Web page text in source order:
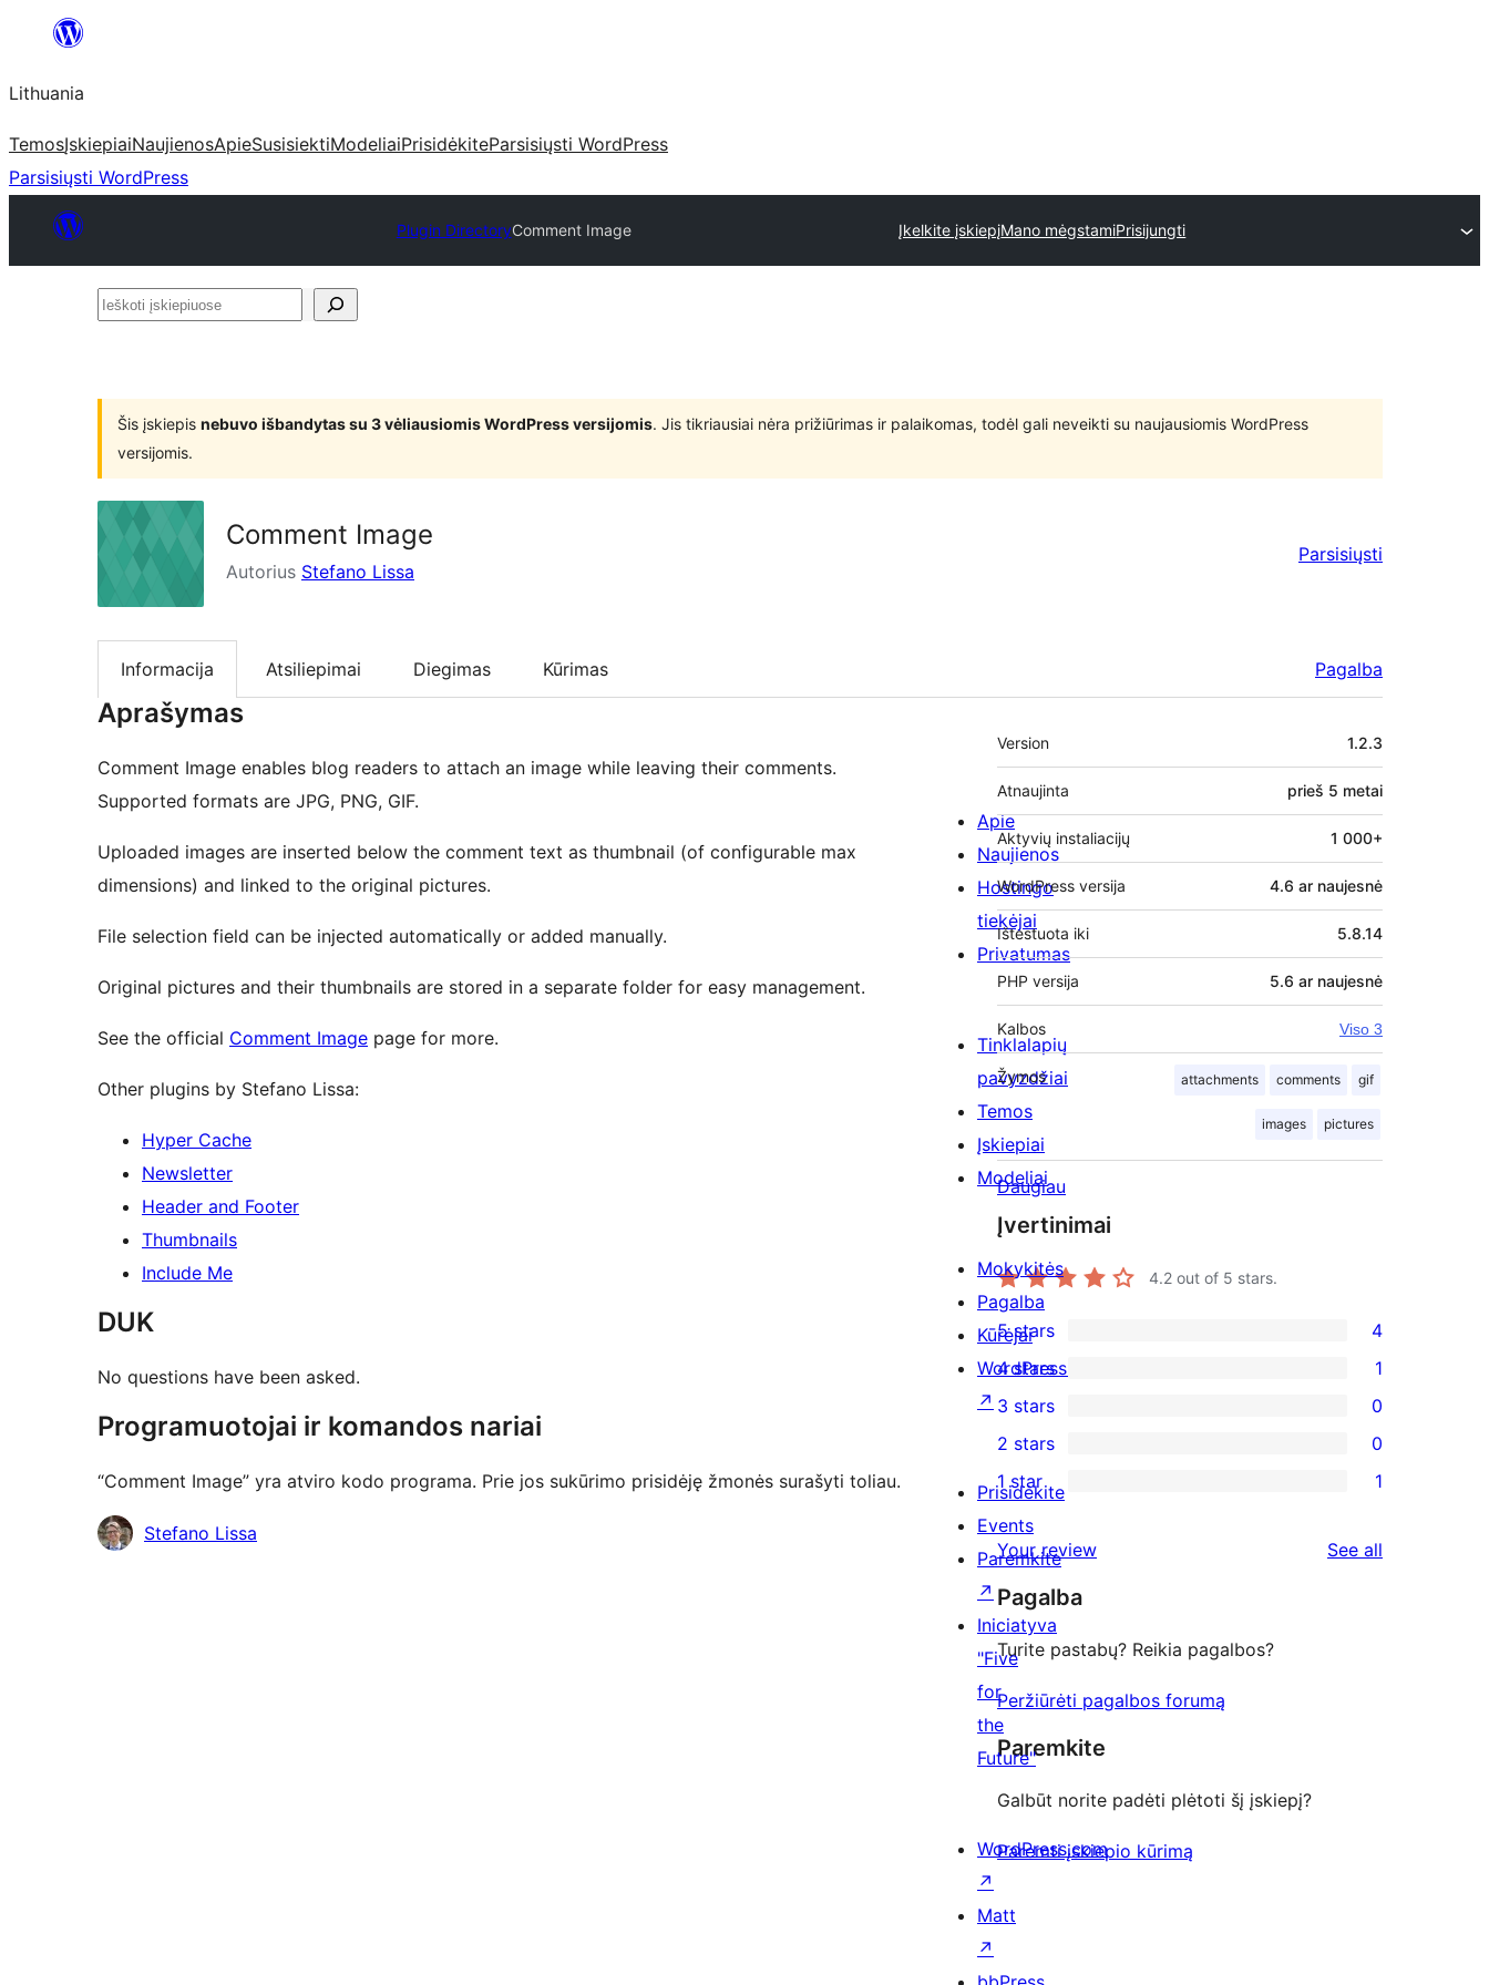
turinio
Lithuania
TemosĮskiepiaiNaujienosApieSusisiektiModeliaiPrisidėkiteParsisiųsti WordPress
Parsisiųsti WordPress
Plugin DirectoryComment Image Įkelkite įskiepįMano mėgstamiPrisijungti
Ieškoti
Šis įskiepis nebuvo išbandytas su 3 vėliausiomis WordPress versijomis. Jis tikriausiai nėra prižiūrimas ir palaikomas, todėl gali neveikti su naujausiomis WordPress
versijomis.
Comment Image
Autorius Stefano Lissa
Parsisiųsti
Informacija Atsiliepimai Diegimas Kūrimas Pagalba
Aprašymas
Comment Image enables blog readers to attach an image while leaving their comments.
Supported formats are JPG, PNG, GIF.
Uploaded images are inserted below the comment text as thumbnail (of configurable max
dimensions) and linked to the original pictures.
File selection field can be injected automatically or added manually.
Original pictures and their thumbnails are stored in a separate folder for easy management.
See the official Comment Image page for more.
Other plugins by Stefano Lissa:
Hyper Cache
Newsletter
Header and Footer
Thumbnails
Include Me
DUK
No questions have been asked.
Programuotojai ir komandos nariai
“Comment Image” yra atviro kodo programa. Prie jos sukūrimo prisidėję žmonės surašyti toliau.
AutoriaiStefano Lissa
Metainformacija
Version 1.2.3
Atnaujinta prieš 5 metai
Aktyvių instaliacijų 1 000+
WordPress versija 4.6 ar naujesnė
Ištestuota iki 5.8.14
PHP versija 5.6 ar naujesnė
Kalbos Viso 3
Žymos attachments comments gif
images pictures
Daugiau
Įvertinimai
4.2 out of 5 stars.
4
5-
star
reviews
5 stars 4
1
4-
star
review
4 stars 1
0
3-
star
reviews
3 stars 0
2-
star
reviews
2 stars 0
1
1-
star
review
1 star 1
Your review See all
Pagalba
Turite pastabų? Reikia pagalbos?
Peržiūrėti pagalbos forumą
Paremkite
Galbūt norite padėti plėtoti šį įskiepį?
Paremti įskiepio kūrimą
Apie
Naujienos
Hostingo
tiekėjai
Privatumas
Tinklalapių
pavyzdžiai
Temos
Įskiepiai
Modeliai
Mokykitės
Pagalba
Kūrėjai
WordPress.tv
↗
Prisidėkite
Events
Paremkite
↗
Iniciatyva
"Five
for
the
Future"
WordPress.com
↗
Matt
↗